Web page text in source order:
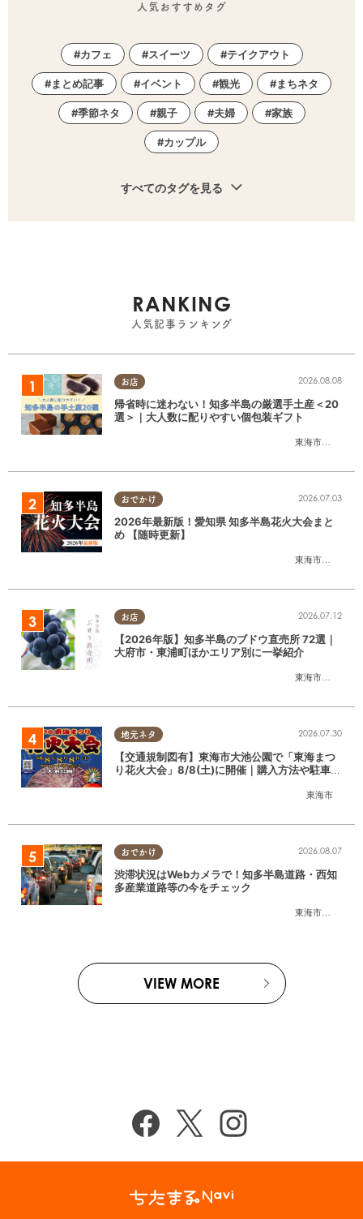
人気おすすめタグ
カフェ スイーツ テイクアウト
まとめ記事 イベント 観光 まちネタ
季節ネタ 親子 夫婦 家族
カップル
すべてのタグを見る
RANKING
人気記事ランキング
お店
東海市
,大府市
2026.08.08
帰省時に迷わない！知多半島の厳選手土産＜20
選＞｜大人数に配りやすい個包装ギフト
おでかけ
東海市
,大府市
2026.07.03
2026年最新版！愛知県 知多半島花火大会まと
め 【随時更新】
お店
東海市
,大府市
2026.07.12
【2026年版】知多半島のブドウ直売所 72選｜
大府市・東浦町ほかエリア別に一挙紹介
地元ネタ
東海市
2026.07.30
【交通規制図有】東海市大池公園で「東海まつ
り花火大会」8/8(土)に開催｜購入方法や駐車場
おでかけ
東海市
,大府市
2026.08.07
渋滞状況はWebカメラで！知多半島道路・西知
多産業道路等の今をチェック
VIEW MORE